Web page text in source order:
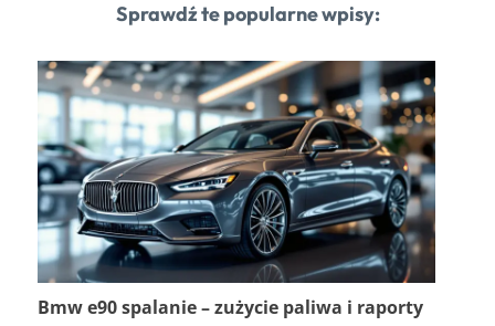
Sprawdź te popularne wpisy:
Bmw e90 spalanie – zużycie paliwa i raporty